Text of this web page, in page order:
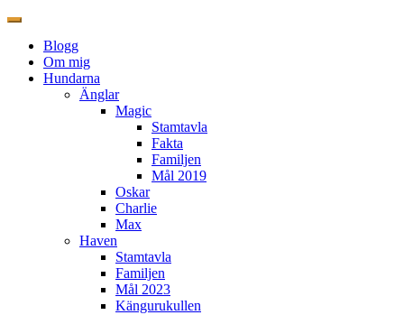
Blogg
Om mig
Hundarna
Änglar
Magic
Stamtavla
Fakta
Familjen
Mål 2019
Oskar
Charlie
Max
Haven
Stamtavla
Familjen
Mål 2023
Kängurukullen